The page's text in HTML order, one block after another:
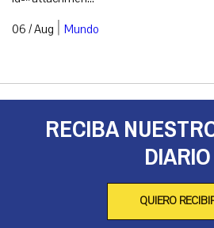
06 / Aug | Mundo
RECIBA
DIARIO
QUIERO